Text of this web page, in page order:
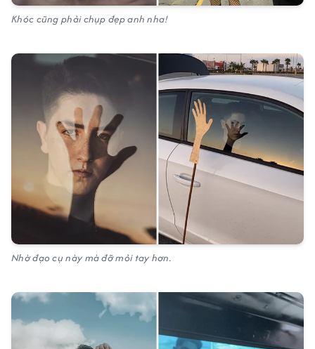
Khóc cũng phải chụp đẹp anh nha!
Nhờ đạo cụ này mà đỡ mỏi tay hơn.